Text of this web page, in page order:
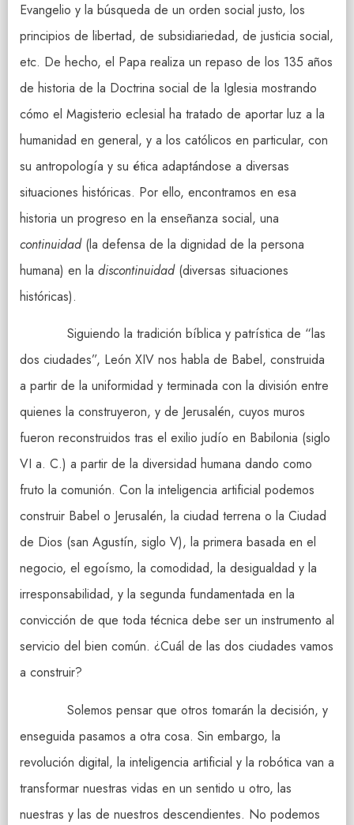
Evangelio y la búsqueda de un orden social justo, los
principios de libertad, de subsidiariedad, de justicia social,
etc. De hecho, el Papa realiza un repaso de los 135 años
de historia de la Doctrina social de la Iglesia mostrando
cómo el Magisterio eclesial ha tratado de aportar luz a la
humanidad en general, y a los católicos en particular, con
su antropología y su ética adaptándose a diversas
situaciones históricas. Por ello, encontramos en esa
historia un progreso en la enseñanza social, una
continuidad(la defensa de la dignidad de la persona
humana) en la discontinuidad(diversas situaciones
históricas).
Siguiendo la tradición bíblica y patrística de “las
dos ciudades”, León XIV nos habla de Babel, construida
a partir de la uniformidad y terminada con la división entre
quienes la construyeron, y de Jerusalén, cuyos muros
fueron reconstruidos tras el exilio judío en Babilonia (siglo
VI a. C.) a partir de la diversidad humana dando como
fruto la comunión. Con la inteligencia artificial podemos
construir Babel o Jerusalén, la ciudad terrena o la Ciudad
de Dios (san Agustín, siglo V), la primera basada en el
negocio, el egoísmo, la comodidad, la desigualdad y la
irresponsabilidad, y la segunda fundamentada en la
convicción de que toda técnica debe ser un instrumento al
servicio del bien común. ¿Cuál de las dos ciudades vamos
a construir?
Solemos pensar que otros tomarán la decisión, y
enseguida pasamos a otra cosa. Sin embargo, la
revolución digital, la inteligencia artificial y la robótica van a
transformar nuestras vidas en un sentido u otro, las
nuestras y las de nuestros descendientes. No podemos